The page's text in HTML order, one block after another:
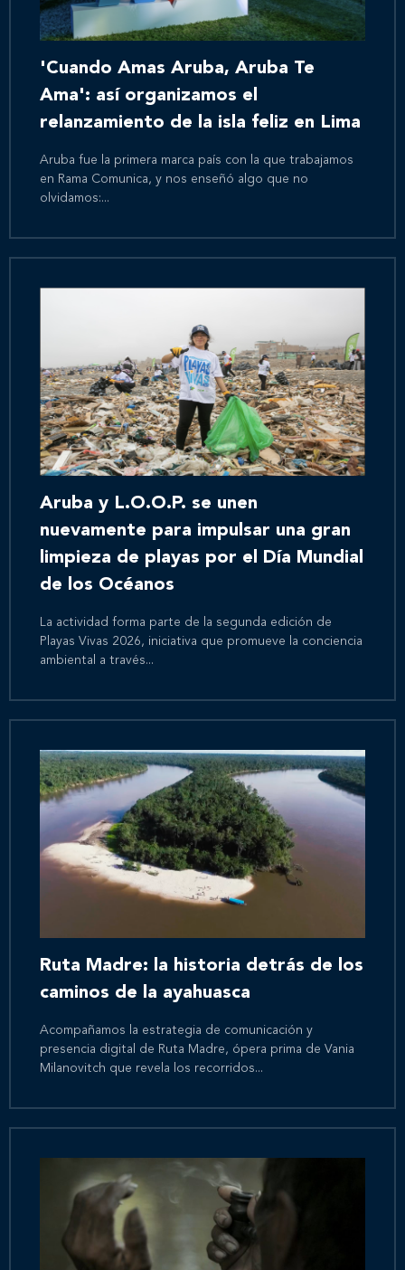
'Cuando Amas Aruba, Aruba Te
Ama': así organizamos el
relanzamiento de la isla feliz en Lima
Aruba fue la primera marca país con la que trabajamos
en Rama Comunica, y nos enseñó algo que no
olvidamos:...
Aruba y L.O.O.P. se unen
nuevamente para impulsar una gran
limpieza de playas por el Día Mundial
de los Océanos
La actividad forma parte de la segunda edición de
Playas Vivas 2026, iniciativa que promueve la conciencia
ambiental a través...
Ruta Madre: la historia detrás de los
caminos de la ayahuasca
Acompañamos la estrategia de comunicación y
presencia digital de Ruta Madre, ópera prima de Vania
Milanovitch que revela los recorridos...